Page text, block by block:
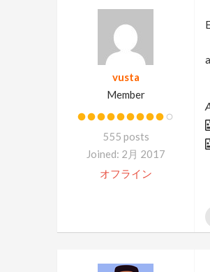
vusta
Member
555 posts
Joined: 2月 2017
オフライン